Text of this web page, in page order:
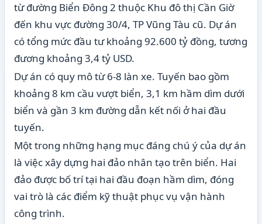
từ đường Biển Đông 2 thuộc Khu đô thị Cần Giờ
đến khu vực đường 30/4, TP Vũng Tàu cũ. Dự án
có tổng mức đầu tư khoảng 92.600 tỷ đồng, tương
đương khoảng 3,4 tỷ USD.
Dự án có quy mô từ 6-8 làn xe. Tuyến bao gồm
khoảng 8 km cầu vượt biển, 3,1 km hầm dìm dưới
biển và gần 3 km đường dẫn kết nối ở hai đầu
tuyến.
Một trong những hạng mục đáng chú ý của dự án
là việc xây dựng hai đảo nhân tạo trên biển. Hai
đảo được bố trí tại hai đầu đoạn hầm dìm, đóng
vai trò là các điểm kỹ thuật phục vụ vận hành
công trình.